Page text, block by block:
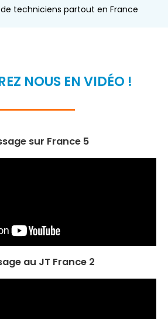
de techniciens partout en France
NOUS EN VIDÉO !
sur France 5
au JT France 2